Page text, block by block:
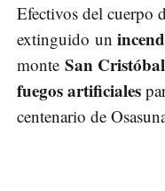
Efectivos del cuerpo
extinguido un
monte San Cristóbal
fuegos artificiales
centenario de